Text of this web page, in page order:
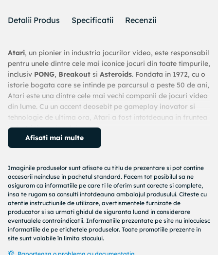
Detalii Produs Specificatii Recenzii
Atari, un pionier in industria jocurilor video, este responsabil
pentru unele dintre cele mai iconice jocuri din toate timpurile,
inclusiv PONG, Breakout si Asteroids. Fondata in 1972, cu o
istorie bogata care se intinde pe parcursul a peste 50 de ani,
Atari este una dintre cele mai vechi companii de jocuri video
din lume. Cu un accent deosebit pe gameplay inovator si
tehnologie de ultima ora, Atari a fost intotdeauna in fruntea
industriei gamingului.
- 100 de jocuri video preincarcate:
complet jucabile si licentiate oficial.
- Titluri legendare:Include jocuri emblematice precum
Asteroids, Centipede, PONG, Breakout, Missile Command,
Warlords si multe altele.
- Ecran color de 2.75”:Experimenteaza jocurile clasice pe un
ecran vibrant, cu o calitate exceptionala a imaginii.
- Luminozitate reglabila:Ajusteaza luminozitatea ecranului
Afisati mai multe
Imaginile produselor sunt afisate cu titlu de prezentare si pot contine
accesorii neincluse in pachetul standard. Facem tot posibilul sa ne
asiguram ca informatiile pe care ti le oferim sunt corecte si complete,
insa te rugam sa consulti intotdeauna ambalajul produsului. Citeste cu
atentie instructiunile de utilizare, avertismentele furnizate de
producator si sa urmati ghidul de siguranta luand in considerare
eventualele contraindicatii. Informatiile prezentate pe site nu inlocuiesc
informatiile de pe etichetele produselor. Toate promotiile prezente in
site sunt valabile în limita stocului.